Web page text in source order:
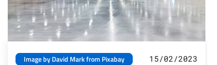
Image by David Mark from Pixabay 15/02/2023